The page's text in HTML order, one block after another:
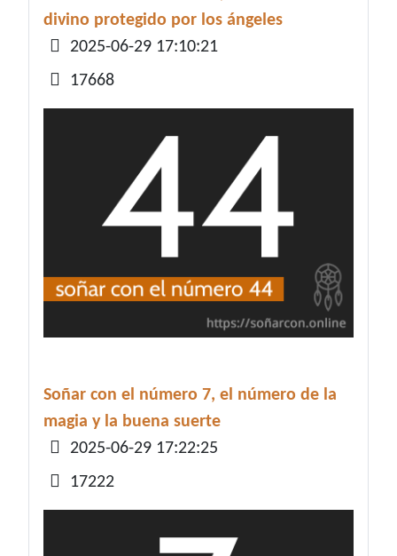
divino protegido por los ángeles
Detalles
2025-06-29 17:10:21
17668
Soñar con el número 7, el número de la
magia y la buena suerte
Detalles
2025-06-29 17:22:25
17222